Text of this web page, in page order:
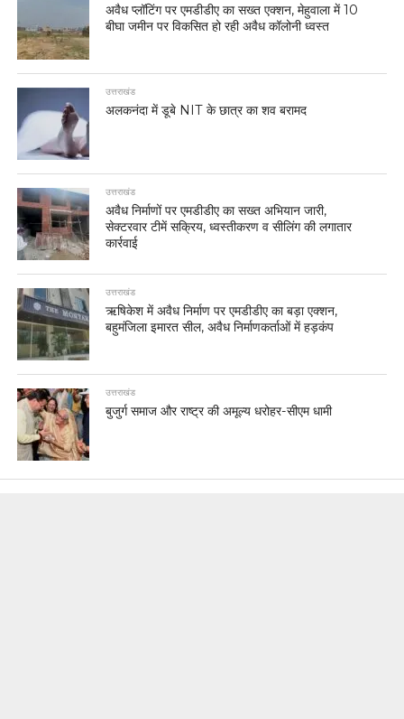
अवैध प्लॉटिंग पर एमडीडीए का सख्त एक्शन, मेहुवाला में 10
बीघा जमीन पर विकसित हो रही अवैध कॉलोनी ध्वस्त
उत्तराखंड
अलकनंदा में डूबे NIT के छात्र का शव बरामद
उत्तराखंड
अवैध निर्माणों पर एमडीडीए का सख्त अभियान जारी,
सेक्टरवार टीमें सक्रिय, ध्वस्तीकरण व सीलिंग की लगातार
कार्रवाई
उत्तराखंड
ऋषिकेश में अवैध निर्माण पर एमडीडीए का बड़ा एक्शन,
बहुमंजिला इमारत सील, अवैध निर्माणकर्ताओं में हड़कंप
उत्तराखंड
बुजुर्ग समाज और राष्ट्र की अमूल्य धरोहर-सीएम धामी